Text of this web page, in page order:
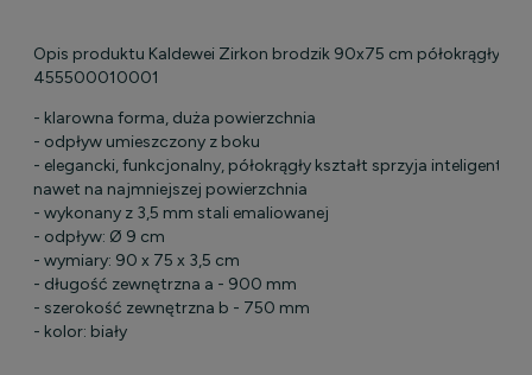
Opis produktu Kaldewei Zirkon brodzik 90x75 cm półokrągły
455500010001
- klarowna forma, duża powierzchnia
- odpływ umieszczony z boku
- elegancki, funkcjonalny, półokrągły kształt sprzyja
nawet na najmniejszej powierzchnia
- wykonany z 3,5 mm stali emaliowanej
- odpływ: Ø 9 cm
- wymiary: 90 x 75 x 3,5 cm
- długość zewnętrzna a - 900 mm
- szerokość zewnętrzna b - 750 mm
- kolor: biały